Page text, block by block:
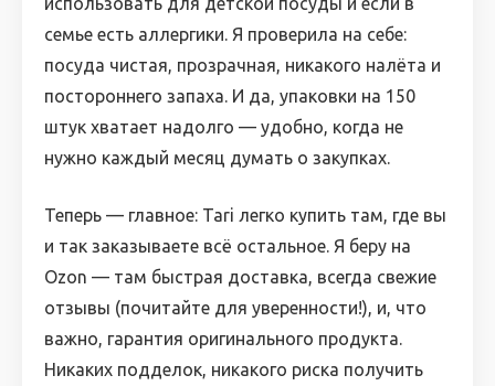
семье есть аллергики. Я проверила на себе:
посуда чистая, прозрачная, никакого налёта и
постороннего запаха. И да, упаковки на 150
штук хватает надолго — удобно, когда не
нужно каждый месяц думать о закупках.
Теперь — главное: Tari легко купить там, где вы
и так заказываете всё остальное. Я беру на
Ozon — там быстрая доставка, всегда свежие
отзывы (почитайте для уверенности!), и, что
важно, гарантия оригинального продукта.
Никаких подделок, никакого риска получить